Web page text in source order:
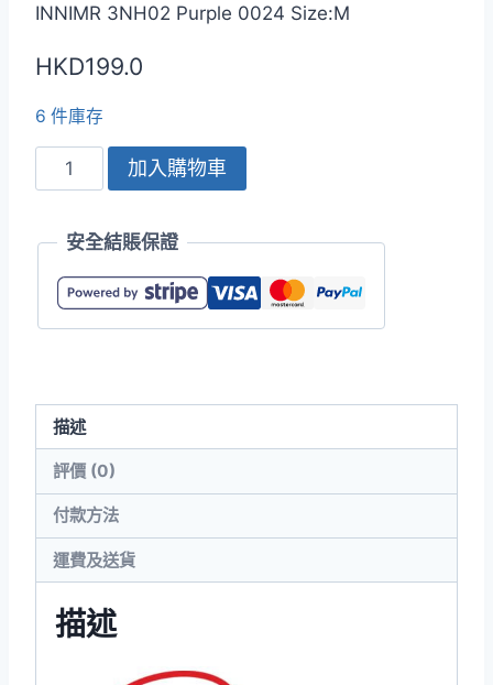
INNIMR 3NH02 Purple 0024 Size:M
HKD199.0
6 件庫存
INNIMR
3NH02
水
加入購物車
安全結賬保證
描述
評價 (0)
付款方法
運費及送貨
描述